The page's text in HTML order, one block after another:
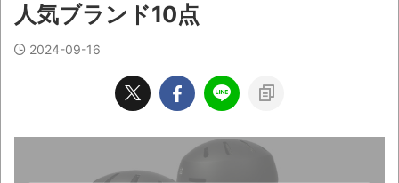
人気ブランド10点
2024-09-16